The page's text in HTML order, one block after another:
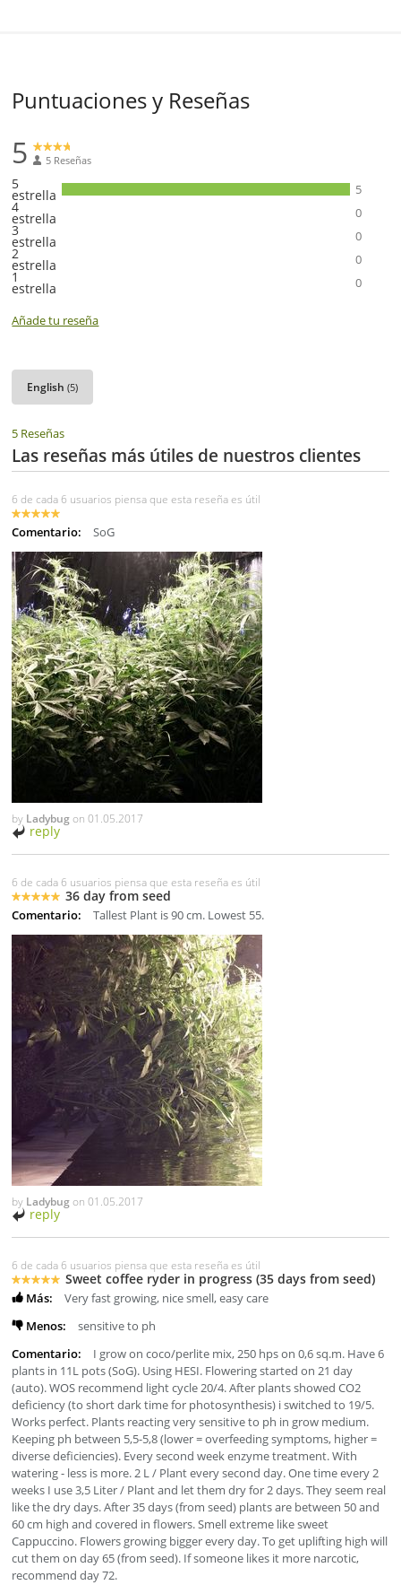
Puntuaciones y Reseñas
5 5 Reseñas
5
estrella 5
4
estrella 0
3
estrella 0
2
estrella 0
1
estrella 0
Añade tu reseña
English(5)
5 Reseñas
Las reseñas más útiles de nuestros clientes
6 de cada 6 usuarios piensa que esta reseña es útil
Comentario: SoG
by Ladybugon01.05.2017
reply
6 de cada 6 usuarios piensa que esta reseña es útil
36 day from seed
Comentario: Tallest Plant is 90 cm. Lowest 55.
by Ladybugon01.05.2017
reply
6 de cada 6 usuarios piensa que esta reseña es útil
Sweet coffee ryder in progress (35 days from seed)
Más:
Very fast growing, nice smell, easy care
Menos:
sensitive to ph
Comentario:
I grow on coco/perlite mix, 250 hps on 0,6 sq.m. Have 6
plants in 11L pots (SoG). Using HESI. Flowering started on 21 day
(auto). WOS recommend light cycle 20/4. After plants showed CO2
deficiency (to short dark time for photosynthesis) i switched to 19/5.
Works perfect. Plants reacting very sensitive to ph in grow medium.
Keeping ph between 5,5-5,8 (lower = overfeeding symptoms, higher =
diverse deficiencies). Every second week enzyme treatment. With
watering - less is more. 2 L / Plant every second day. One time every 2
weeks I use 3,5 Liter / Plant and let them dry for 2 days. They seem real
like the dry days. After 35 days (from seed) plants are between 50 and
60 cm high and covered in flowers. Smell extreme like sweet
Cappuccino. Flowers growing bigger every day. To get uplifting high will
cut them on day 65 (from seed). If someone likes it more narcotic,
recommend day 72.